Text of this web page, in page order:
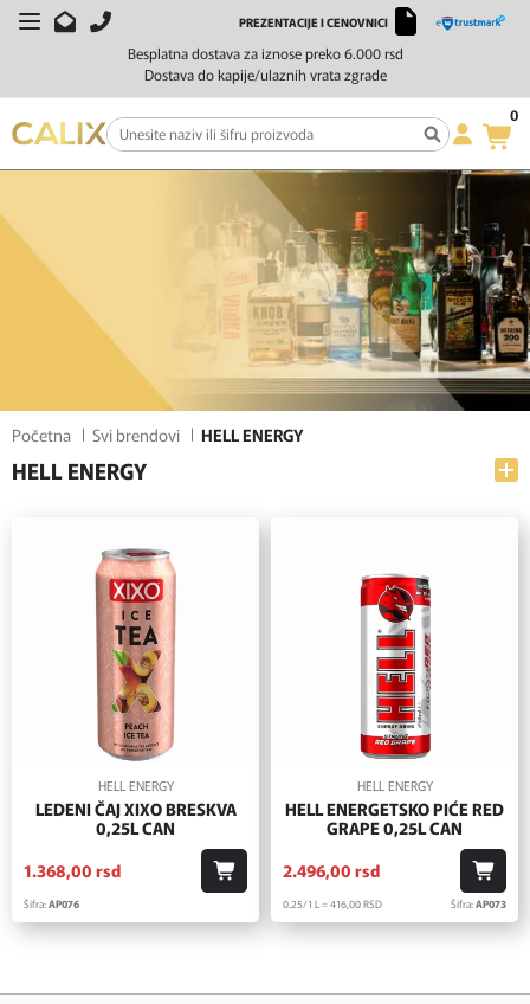
Besplatna dostava za iznose preko 6.000 rsd
Dostava do kapije/ulaznih vrata zgrade
PREZENTACIJE I CENOVNICI
0
Početna Svi brendovi HELL ENERGY
HELL ENERGY
FILTERI
SORTIRAJ
HELL ENERGY
LEDENI ČAJ XIXO BRESKVA
0,25L CAN
1.368,00 rsd
Šifra:AP076
HELL ENERGY
HELL ENERGETSKO PIĆE RED
GRAPE 0,25L CAN
2.496,00 rsd
0.25/1 L = 416,00RSD Šifra:AP073